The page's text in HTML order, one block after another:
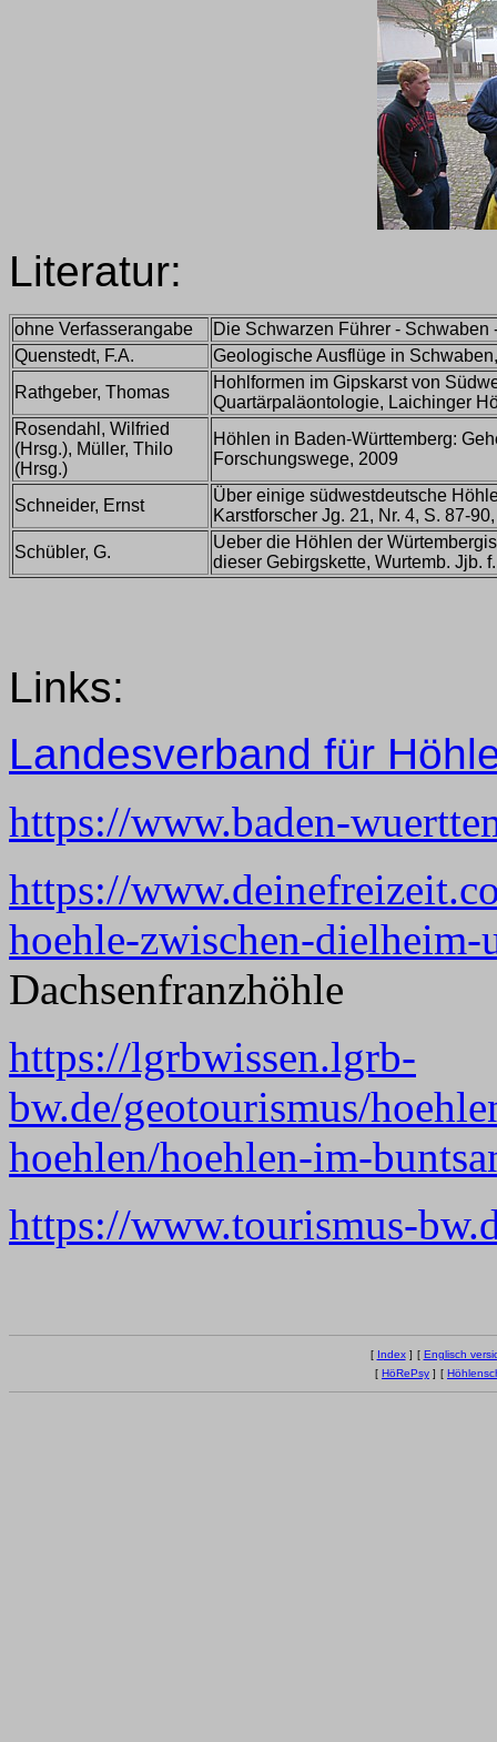
Literatur:
ohne Verfasserangabe
Die Schwarzen Führer -
Quenstedt, F.A.
Geologische Ausflüge in
Rathgeber, Thomas
Hohlformen im Gipskarst von
Quartärpaläontologie, Laichinger
Rosendahl, Wilfried
(Hrsg.), Müller, Thilo
(Hrsg.)
Höhlen in Baden-Württemberg:
Forschungswege, 2009
Schneider, Ernst
Über einige südwestdeutsche
Karstforscher Jg. 21, Nr. 4, S. 87-
Schübler, G.
Ueber die Höhlen der
dieser Gebirgskette, Wurtemb. Jjb.
Links:
Landesverband für
https://www.baden-
https://
hoehle-zwischen-
Dachsenfranzhöhle
https://lgrbwissen.lgrb-
bw.de/geotourismus/
hoehlen/hoehlen-im-
https://www.tourismus-
[ Index] [ Englisch
[ HöRePsy ] [